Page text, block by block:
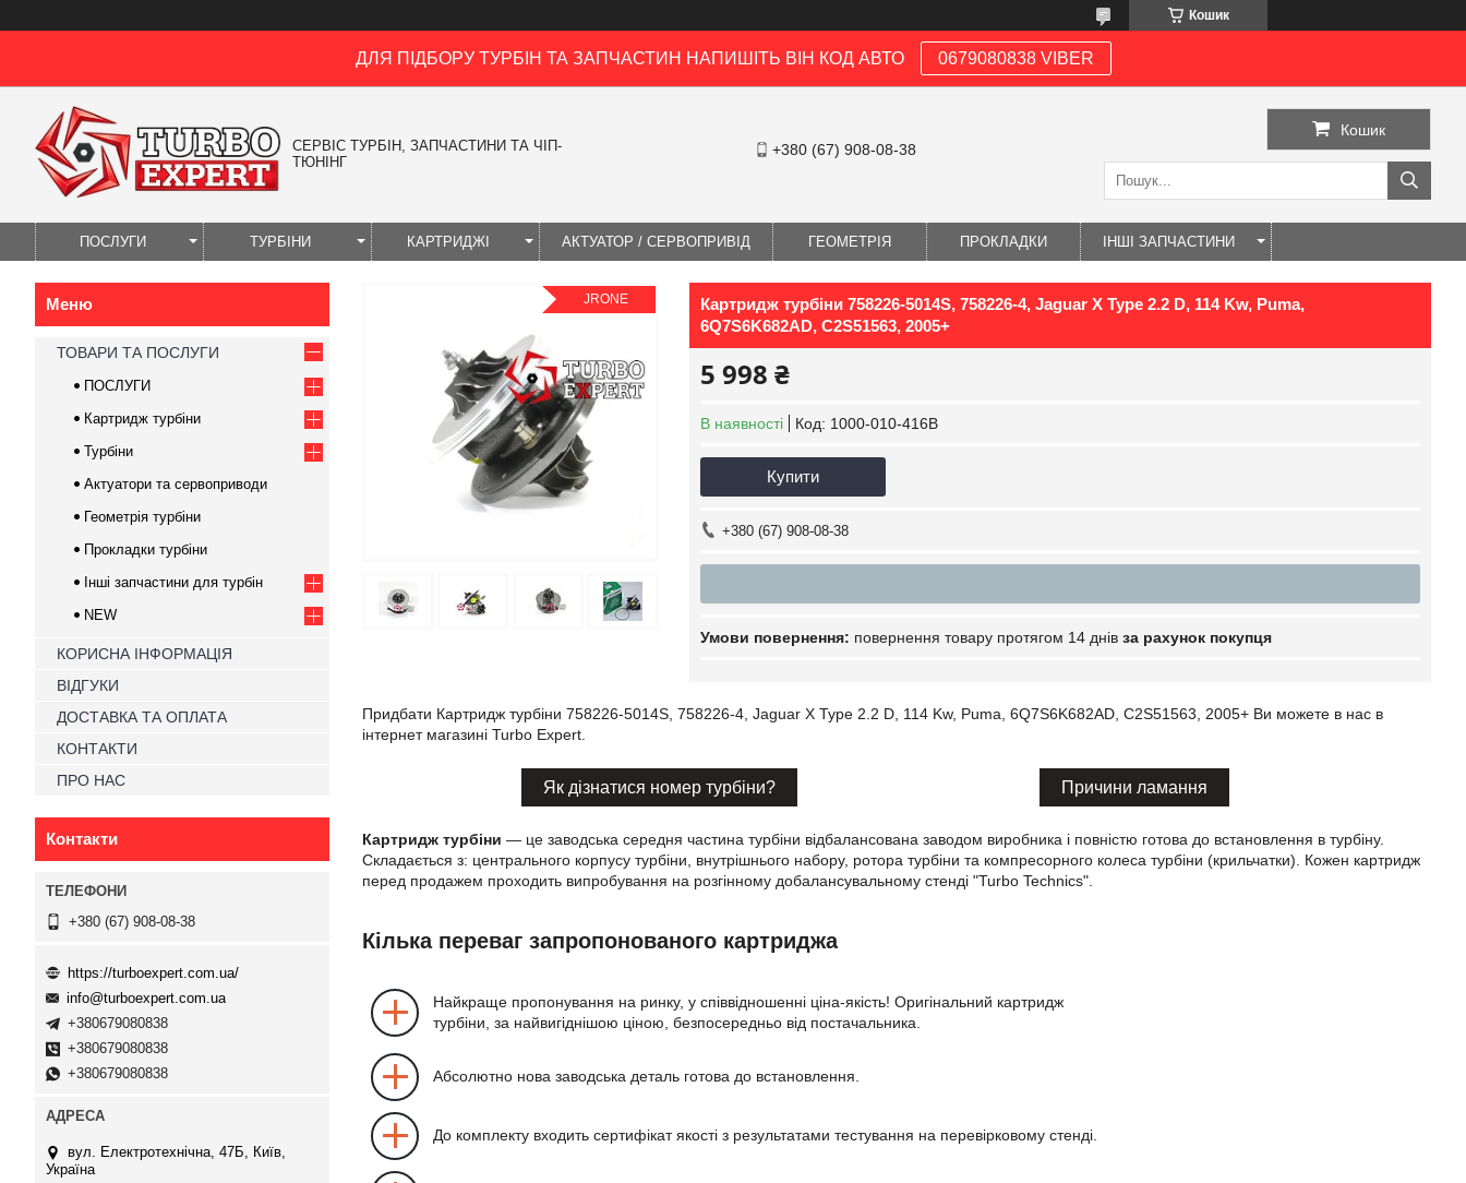
Кошик
ДЛЯ ПІДБОРУ ТУРБІН ТА ЗАПЧАСТИН НАПИШІТЬ ВІН КОД АВТО 0679080838 VIBER
СЕРВІС ТУРБІН, ЗАПЧАСТИНИ ТА ЧІП-
ТЮНІНГ
+380 (67) 908-08-38
Кошик
ПОСЛУГИ ТУРБІНИ КАРТРИДЖІ АКТУАТОР / СЕРВОПРИВІД ГЕОМЕТРІЯ ПРОКЛАДКИ ІНШІ ЗАПЧАСТИНИ
JRONE
Картридж турбіни 758226-5014S, 758226-4, Jaguar X Type 2.2 D, 114 Kw, Puma,
6Q7S6K682AD, C2S51563, 2005+
5 998 ₴
В наявності Код: 1000-010-416B
Купити
+380 (67) 908-08-38
повернення товару протягом 14 днів за рахунок покупця
Придбати Картридж турбіни 758226-5014S, 758226-4, Jaguar X Type 2.2 D, 114 Kw, Puma, 6Q7S6K682AD, C2S51563, 2005+ Ви можете в нас в
інтернет магазині Turbo Expert.
Як дізнатися номер турбіни? Причини ламання
Картридж турбіни — це заводська середня частина турбіни відбалансована заводом виробника і повністю готова до встановлення в турбіну.
Складається з: центрального корпусу турбіни, внутрішнього набору, ротора турбіни та компресорного колеса турбіни (крильчатки). Кожен картридж
перед продажем проходить випробування на розгінному добалансувальному стенді "Turbo Technics".
Кілька переваг запропонованого картриджа
Найкраще пропонування на ринку, у співвідношенні ціна-якість! Оригінальний картридж
турбіни, за найвигіднішою ціною, безпосередньо від постачальника.
Абсолютно нова заводська деталь готова до встановлення.
До комплекту входить сертифікат якості з результатами тестування на перевірковому стенді.
ТОВАРИ ТА ПОСЛУГИ
ПОСЛУГИ
Картридж турбіни
Турбіни
Актуатори та сервоприводи
Геометрія турбіни
Прокладки турбіни
Інші запчастини для турбін
NEW
КОРИСНА ІНФОРМАЦІЯ
ВІДГУКИ
ДОСТАВКА ТА ОПЛАТА
КОНТАКТИ
ПРО НАС
Контакти
+380 (67) 908-08-38
https://turboexpert.com.ua/
info@turboexpert.com.ua
+380679080838
+380679080838
+380679080838
вул. Електротехнічна, 47Б, Київ,
Україна